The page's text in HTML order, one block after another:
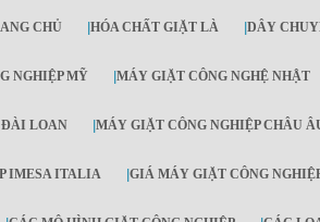
CHỦ HÓA CHẤT GIẶT LÀ DÂY
NGHIỆP MỸ MÁY GIẶT CÔNG NGHỆ NHẬT
ĐÀI LOAN MÁY GIẶT CÔNG NGHIỆP CHÂU
IMESA ITALIA GIÁ MÁY GIẶT CÔNG